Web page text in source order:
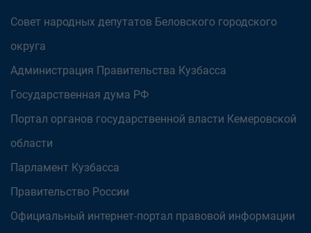
Совет народных депутатов Беловского городского
округа
Администрация Правительства Кузбасса
Государственная дума РФ
Портал органов государственной власти Кемеровской
области
Парламент Кузбасса
Правительство России
Официальный интернет-портал правовой информации